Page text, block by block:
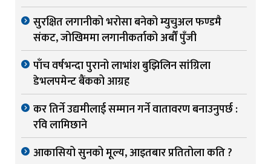
सुरक्षित लगानीको भरोसा बनेको म्युचुअल फण्डमै
संकट, जोखिममा लगानीकर्ताको अर्बौं पुँजी
पाँच वर्षभन्दा पुरानो लाभांश बुझिलिन सांग्रिला
डेभलपमेन्ट बैंकको आग्रह
कर तिर्ने उद्यमीलाई सम्मान गर्ने वातावरण बनाउनुपर्छ :
रवि लामिछाने
आकासियो सुनको मूल्य, आइतबार प्रतितोला कति ?